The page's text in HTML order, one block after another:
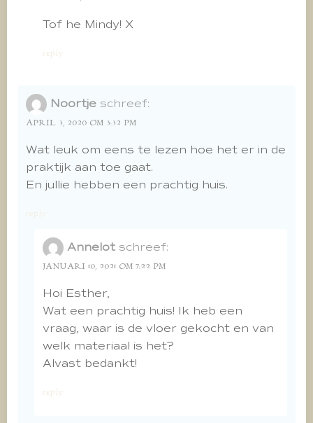
Tof he Mindy! X
reply
Noortje schreef:
APRIL 3, 2020 OM 3:32 PM
Wat leuk om eens te lezen hoe het er in de
praktijk aan toe gaat.
En jullie hebben een prachtig huis.
reply
Annelot schreef:
JANUARI 10, 2021 OM 7:22 PM
Hoi Esther,
Wat een prachtig huis! Ik heb een
vraag, waar is de vloer gekocht en van
welk materiaal is het?
Alvast bedankt!
reply